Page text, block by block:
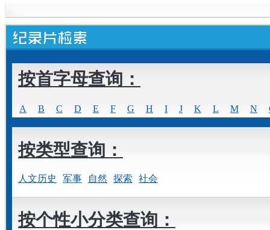
按首字母查询：
A B C D E F G H I J K L M N
按类型查询：
人文历史 军事 自然 探索 社会
按个性小分类查询：